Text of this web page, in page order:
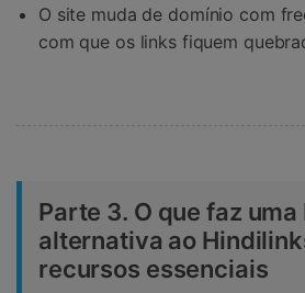
O site muda de domínio com
com que os links fiquem
Parte 3. O que faz uma
alternativa ao
recursos essenciais